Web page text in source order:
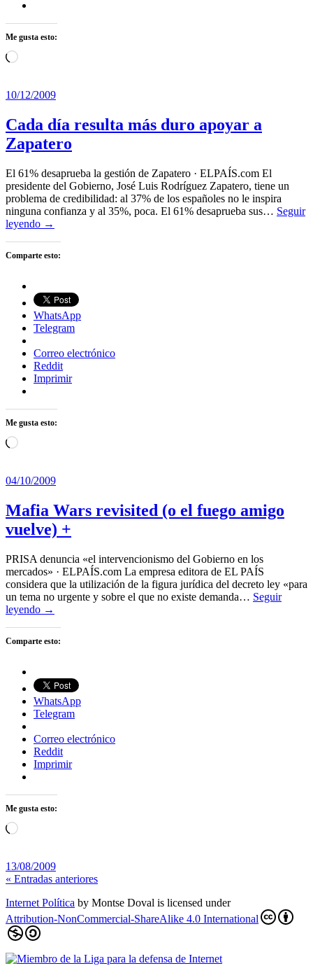
Me gusta esto:
Cargando...
10/12/2009
Cada día resulta más duro apoyar a
Zapatero
El 61% desaprueba la gestión de Zapatero · ELPAÍS.com El
presidente del Gobierno, José Luis Rodríguez Zapatero, tiene un
problema de credibilidad: al 37% de los españoles no le inspira
ninguna confianza y al 35%, poca. El 61% desaprueba sus… Seguir
leyendo →
Comparte esto:
WhatsApp
Telegram
Correo electrónico
Reddit
Imprimir
Me gusta esto:
Cargando...
04/10/2009
Mafia Wars revisited (o el fuego amigo
vuelve) +
PRISA denuncia «el intervencionismo del Gobierno en los
mercados» · ELPAÍS.com La empresa editora de EL PAÍS
considera que la utilización de la figura jurídica del decreto ley «para
un tema no urgente y sobre el que no existe demanda… Seguir
leyendo →
Comparte esto:
WhatsApp
Telegram
Correo electrónico
Reddit
Imprimir
Me gusta esto:
Cargando...
13/08/2009
« Entradas anteriores
Internet Política by Montse Doval is licensed under
Attribution-NonCommercial-ShareAlike 4.0 International